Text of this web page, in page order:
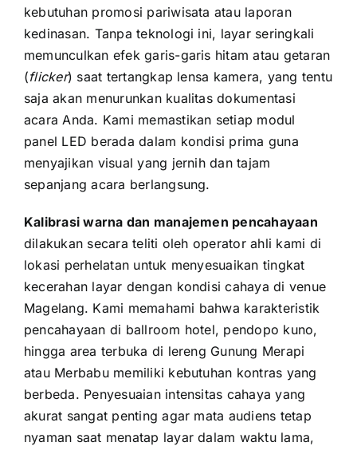
kebutuhan promosi pariwisata atau laporan
kedinasan. Tanpa teknologi ini, layar seringkali
memunculkan efek garis-garis hitam atau getaran
(flicker) saat tertangkap lensa kamera, yang tentu
saja akan menurunkan kualitas dokumentasi
acara Anda. Kami memastikan setiap modul
panel LED berada dalam kondisi prima guna
menyajikan visual yang jernih dan tajam
sepanjang acara berlangsung.
Kalibrasi warna dan manajemen pencahayaan
dilakukan secara teliti oleh operator ahli kami di
lokasi perhelatan untuk menyesuaikan tingkat
kecerahan layar dengan kondisi cahaya di venue
Magelang. Kami memahami bahwa karakteristik
pencahayaan di ballroom hotel, pendopo kuno,
hingga area terbuka di lereng Gunung Merapi
atau Merbabu memiliki kebutuhan kontras yang
berbeda. Penyesuaian intensitas cahaya yang
akurat sangat penting agar mata audiens tetap
nyaman saat menatap layar dalam waktu lama,